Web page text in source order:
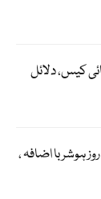
کیس، دلائل
اضافہ ،